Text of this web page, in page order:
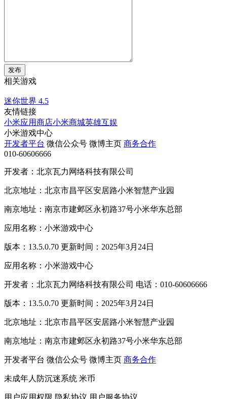
发布
相关游戏
迷你世界 4.5
友情链接
小米应用商店小米商城英雄互娱
小米游戏中心
开发者平台 微信公众号 微博主页 商务合作
010-60606666
开发者：北京瓦力网络科技有限公司
北京地址：北京市昌平区安居路小米智慧产业园
南京地址：南京市建邺区永初路37号小米华东总部
应用名称：小米游戏中心
版本：13.5.0.70 更新时间：2025年3月24日
应用名称：小米游戏中心
开发者：北京瓦力网络科技有限公司 电话：010-60606666
版本：13.5.0.70 更新时间：2025年3月24日
北京地址：北京市昌平区安居路小米智慧产业园
南京地址：南京市建邺区永初路37号小米华东总部
开发者平台 微信公众号 微博主页 商务合作
未成年人防沉迷系统 米币
用户应用权限 隐私协议 用户服务协议